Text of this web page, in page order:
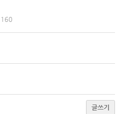
160
글쓰기